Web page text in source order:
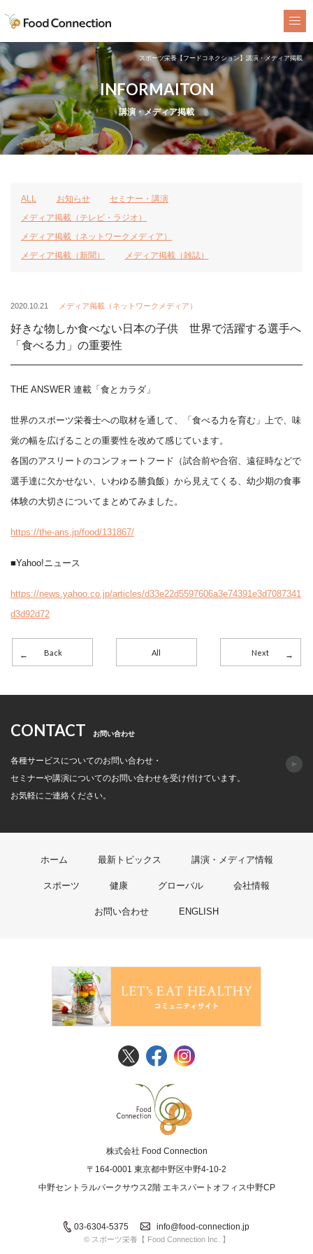
スポーツ栄養【フードコネクション】講演・メディア掲載
INFORMAITON
講演・メディア掲載
ALL お知らせ
セミナー・講演
メディア掲載（テレビ・ラジオ）
メディア掲載（ネットワークメディア）
メディア掲載（新聞）
メディア掲載（雑誌）
2020.10.21 メディア掲載（ネットワークメディア）
好きな物しか食べない日本の子供 世界で活躍する選手へ
「食べる力」の重要性
THE ANSWER 連載「食とカラダ」
世界のスポーツ栄養士への取材を通して、「食べる力を育む」上で、味
覚の幅を広げることの重要性を改めて感じています。
各国のアスリートのコンフォートフード（試合前や合宿、遠征時などで
選手達に欠かせない、いわゆる勝負飯）から見えてくる、幼少期の食事
体験の大切さについてまとめてみました。
https://the-ans.jp/food/131867/
■Yahoo!ニュース
https://news.yahoo.co.jp/articles/d33e22d5597606a3e74391e3d7087341
d3d92d72
Back All Next
CONTACT お問い合わせ
各種サービスについてのお問い合わせ・
セミナーや講演についてのお問い合わせを受け付けています。
お気軽にご連絡ください。
ホーム 最新トピックス 講演・メディア情報
スポーツ 健康 グローバル 会社情報
お問い合わせ ENGLISH
株式会社 Food Connection
〒164-0001 東京都中野区中野4-10-2
中野セントラルパークサウス2階 エキスパートオフィス中野CP
03-6304-5375 info@food-connection.jp
© スポーツ栄養【 Food Connection Inc. 】